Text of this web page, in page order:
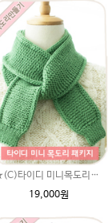
★(C)타이디 미니목도리(그레이스메리노울)패키지(유료강좌)/미니 머플러/미니목도리뜨기/좁은 고무단/손뜨개목도리/미니뜨개질목도리/뜨개질목도리/변형고무단/변형 고무단뜨기
19,000원